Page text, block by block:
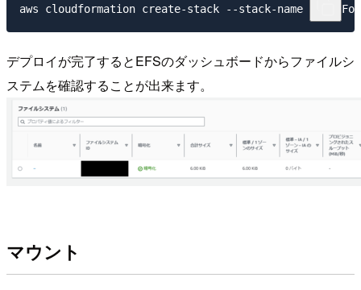
デプロイが完了するとEFSのダッシュボードからファイルシ
ステムを確認することが出来ます。
マウント